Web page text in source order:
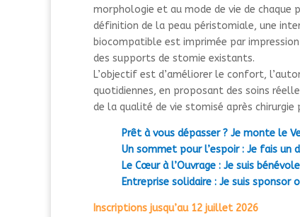
morphologie et au mode de vie de chaque
définition de la peau péristomiale, une
biocompatible est imprimée par
des supports de stomie existants.
L’objectif est d’améliorer le confort,
quotidiennes, en proposant des soins
de la qualité de vie stomisé après chirurgie
Prêt à vous dépasser ? Je monte le
Un sommet pour l’espoir : Je fais un
Le Cœur à l’Ouvrage : Je suis bénévole
Entreprise solidaire : Je suis sponsor
Inscriptions jusqu’au 12 juillet 2026